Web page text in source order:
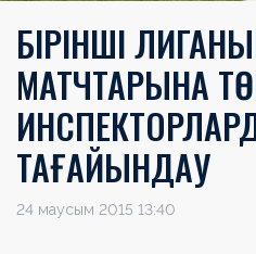
БІРІНШІ
МАТЧТАРЫНА
ТАҒАЙЫНДАУ
24 маусым 2015 13:40